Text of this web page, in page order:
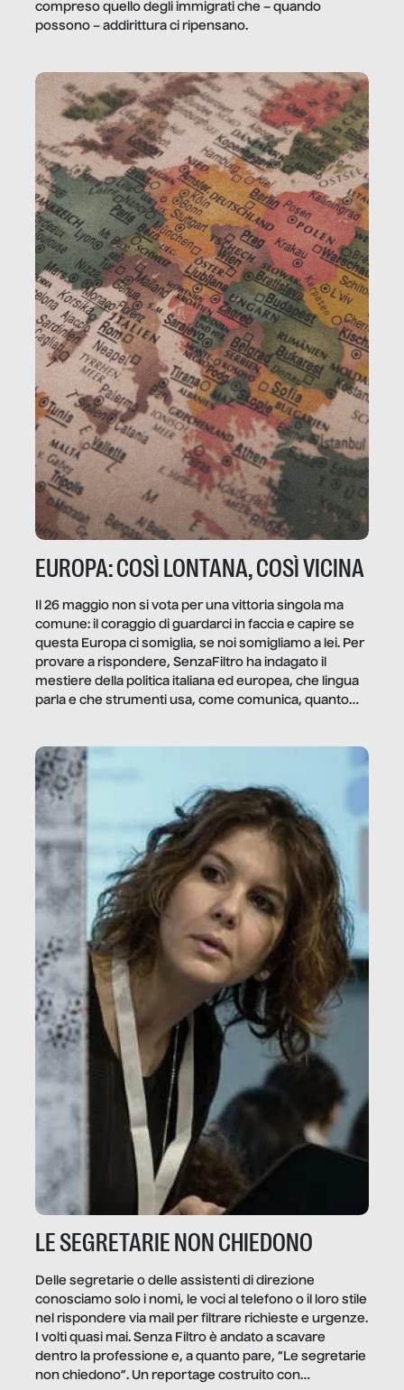
compreso quello degli immigrati che – quando
possono – addirittura ci ripensano.
EUROPA: COSÌ LONTANA, COSÌ VICINA
Il 26 maggio non si vota per una vittoria singola ma
comune: il coraggio di guardarci in faccia e capire se
questa Europa ci somiglia, se noi somigliamo a lei. Per
provare a rispondere, SenzaFiltro ha indagato il
mestiere della politica italiana ed europea, che lingua
parla e che strumenti usa, come comunica, quanto
LE SEGRETARIE NON CHIEDONO
Delle segretarie o delle assistenti di direzione
conosciamo solo i nomi, le voci al telefono o il loro stile
nel rispondere via mail per filtrare richieste e urgenze.
I volti quasi mai. Senza Filtro è andato a scavare
dentro la professione e, a quanto pare, “Le segretarie
non chiedono”. Un reportage costruito con